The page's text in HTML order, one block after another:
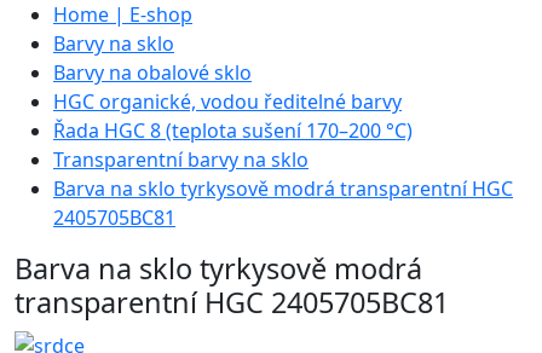
Home | E-shop
Barvy na sklo
Barvy na obalové sklo
HGC organické, vodou ředitelné barvy
Řada HGC 8 (teplota sušení 170–200 °C)
Transparentní barvy na sklo
Barva na sklo tyrkysově modrá transparentní HGC
2405705BC81
Barva na sklo tyrkysově modrá
transparentní HGC 2405705BC81